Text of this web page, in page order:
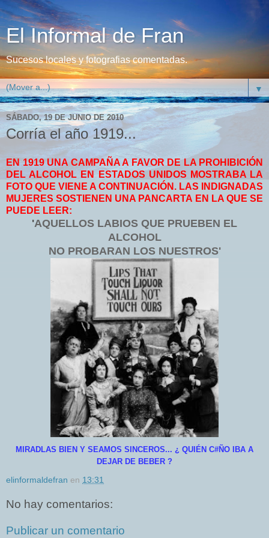
El Informal de Fran
Sucesos locales y fotografias comentadas.
▼
SÁBADO, 19 DE JUNIO DE 2010
Corría el año 1919...
EN 1919 UNA CAMPAÑA A FAVOR DE LA PROHIBICIÓN
DEL ALCOHOL EN ESTADOS UNIDOS MOSTRABA LA
FOTO QUE VIENE A CONTINUACIÓN. LAS INDIGNADAS
MUJERES SOSTIENEN UNA PANCARTA EN LA QUE SE
PUEDE LEER:
'AQUELLOS LABIOS QUE PRUEBEN EL
ALCOHOL
NO PROBARAN LOS NUESTROS'
MIRADLAS BIEN Y SEAMOS SINCEROS... ¿ QUIÉN C#ÑO IBA A
DEJAR DE BEBER ?
elinformaldefran en 13:31
No hay comentarios:
Publicar un comentario